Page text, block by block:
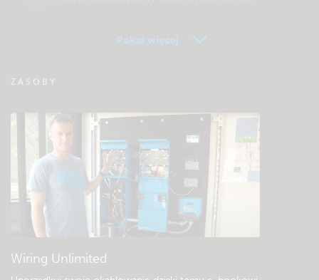
Sprawdź bazę wiedzy społeczności Victron
Ogólne pliki do pobrania i dokumentacja
Pokaż więcej
ZASOBY
Wiring Unlimited